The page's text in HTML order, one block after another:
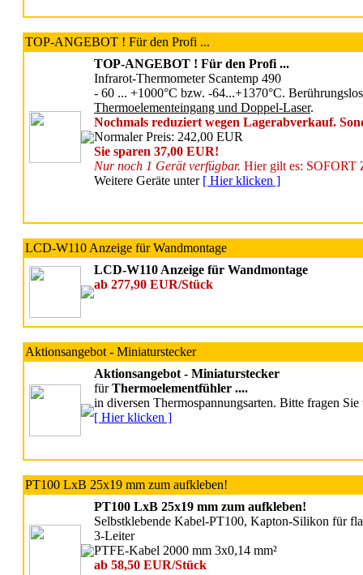
TOP-ANGEBOT ! Für den Profi ...
TOP-ANGEBOT ! Für den Profi ...
Infrarot-Thermometer Scantemp 490
- 60 ... +1000°C bzw. -64...+1370°C.
Thermoelementeingang und Doppel-Laser.
Nochmals reduziert wegen Lagerabverkauf.
Normaler Preis: 242,00 EUR
Sie sparen 37,00 EUR!
Nur noch 1 Gerät verfügbar. Hier gilt es:
Weitere Geräte unter [ Hier klicken ]
LCD-W110 Anzeige für Wandmontage
LCD-W110 Anzeige für Wandmontage
ab 277,90 EUR/Stück
Aktionsangebot - Miniaturstecker
Aktionsangebot - Miniaturstecker
fürThermoelementfühler ....
in diversen Thermospannungsarten. Bitte fragen Sie
[ Hier klicken ]
PT100 LxB 25x19 mm zum aufkleben!
PT100 LxB 25x19 mm zum aufkleben!
Selbstklebende Kabel-PT100, Kapton-Silikon für
3-Leiter
PTFE-Kabel 2000 mm 3x0,14 mm²
ab 58,50 EUR/Stück